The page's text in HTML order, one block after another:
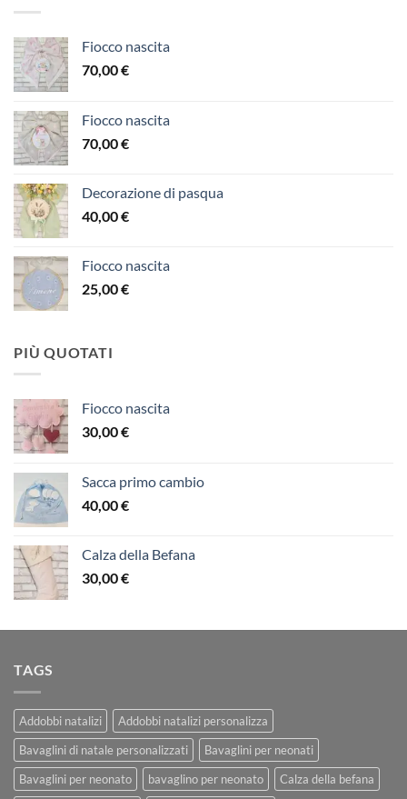
Fiocco nascita
70,00€
Fiocco nascita
70,00€
Decorazione di pasqua
40,00€
Fiocco nascita
25,00€
PIÙ QUOTATI
Fiocco nascita
30,00€
Sacca primo cambio
40,00€
Calza della Befana
30,00€
TAGS
Addobbi natalizi
Addobbi natalizi personalizza
Bavaglini di natale personalizzati
Bavaglini per neonati
Bavaglini per neonato
bavaglino per neonato
Calza della befana